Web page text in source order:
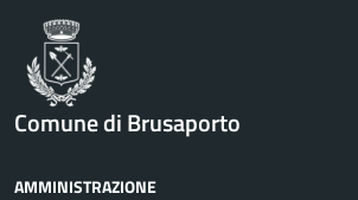
Comune di Brusaporto
AMMINISTRAZIONE